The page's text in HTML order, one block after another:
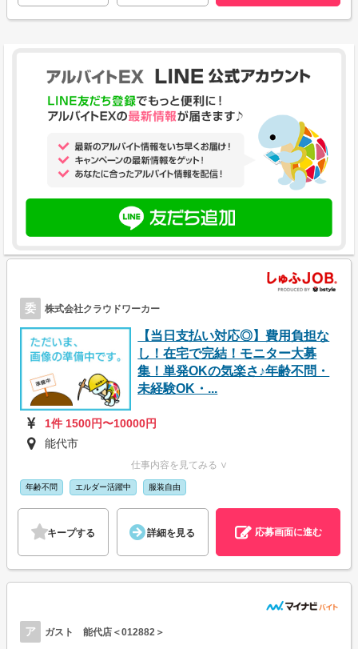
委 株式会社クラウドワーカー
【当日支払い対応◎】費用負担な
し！在宅で完結！モニター大募
集！単発OKの気楽さ♪年齢不問・
未経験OK・...
1件 1500円〜10000円
能代市
仕事内容を見てみる ∨
年齢不問 エルダー活躍中 服装自由
キープする 詳細を見る 応募画面に進む
ア ガスト 能代店＜012882＞